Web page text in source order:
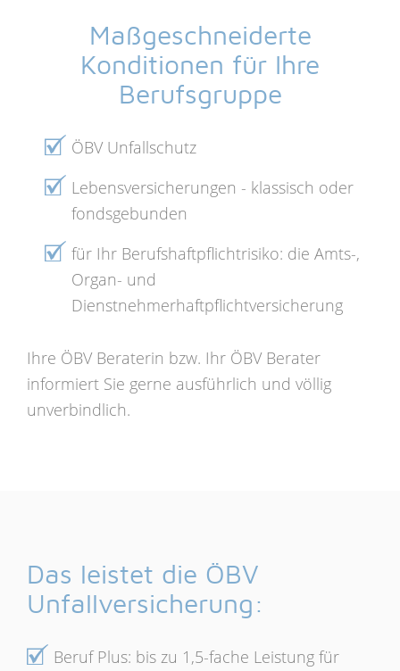
Maßgeschneiderte
Konditionen für Ihre
Berufsgruppe
ÖBV Unfallschutz
Lebensversicherungen - klassisch oder
fondsgebunden
für Ihr Berufshaftpflichtrisiko: die Amts-,
Organ- und
Dienstnehmerhaftpflichtversicherung
Ihre ÖBV Beraterin bzw. Ihr ÖBV Berater
informiert Sie gerne ausführlich und völlig
unverbindlich.
Das leistet die ÖBV
Unfallversicherung:
Beruf Plus: bis zu 1,5-fache Leistung für